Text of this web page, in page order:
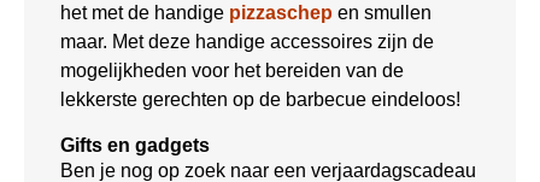
het met de handige pizzaschep en smullen
maar. Met deze handige accessoires zijn de
mogelijkheden voor het bereiden van de
lekkerste gerechten op de barbecue eindeloos!
Gifts en gadgets
Ben je nog op zoek naar een verjaardagscadeau